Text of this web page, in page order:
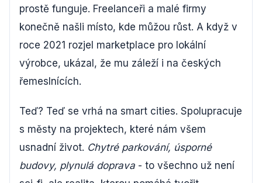
prostě funguje. Freelanceři a malé firmy
konečně našli místo, kde můžou růst. A když v
roce 2021 rozjel marketplace pro lokální
výrobce, ukázal, že mu záleží i na českých
řemeslnících.
Teď? Teď se vrhá na smart cities. Spolupracuje
s městy na projektech, které nám všem
usnadní život. Chytré parkování, úsporné
budovy, plynulá doprava - to všechno už není